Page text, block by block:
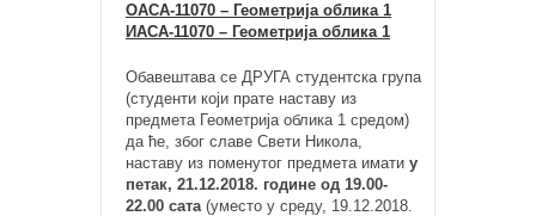
ОАСА-11070 – Геометрија облика 1
ИАСА-11070 – Геометрија облика 1
Обавештава се ДРУГА студентска група
(студенти који прате наставу из
предмета Геометрија облика 1 средом)
да ће, због славе Свети Никола,
наставу из поменутог предмета имати у
петак, 21.12.2018. године од 19.00-
22.00 сата(уместо у среду, 19.12.2018.